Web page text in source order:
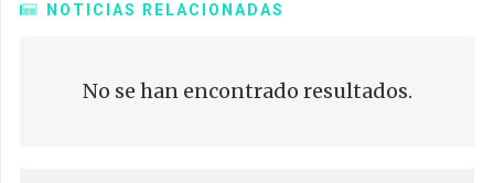
NOTICIAS RELACIONADAS
No se han encontrado resultados.